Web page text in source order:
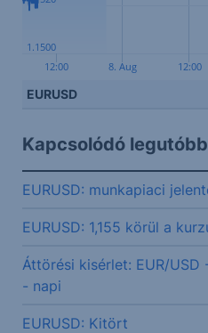
12:00 8. Aug 12:00
1.1500
EURUSD
Kapcsolódó
EURUSD: munkapiaci
EURUSD: 1,155 körül a
Áttörési kisérlet: EUR/
- napi
EURUSD: Kitört